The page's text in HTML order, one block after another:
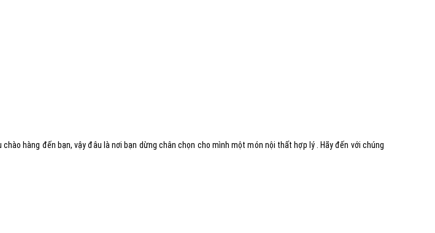
hàng đến bạn, vậy đâu là nơi bạn dừng chân chọn cho mình một món nội thất hợp lý . Hãy đến với chúng